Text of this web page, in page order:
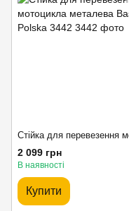
2 099 грн
В наявності
Купити